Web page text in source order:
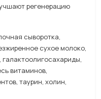
регенерацию
сыворотка,
сухое молоко,
витаминов,
таурин, холин,